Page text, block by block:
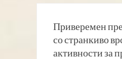
Приверемен
со странкиво
активности за